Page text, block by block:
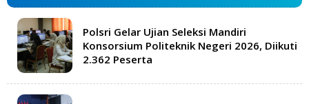
Polsri Gelar Ujian Seleksi Mandiri
Konsorsium Politeknik Negeri 2026, Diikuti
2.362 Peserta